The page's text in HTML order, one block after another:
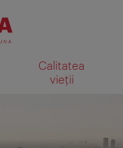
Calitatea
vieții